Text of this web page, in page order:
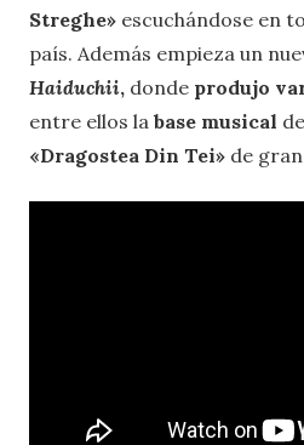
Streghe» escuchándose en
país. Además empieza un
Haiduchii, donde produjo
entre ellos la base musical
«Dragostea Din Tei» de